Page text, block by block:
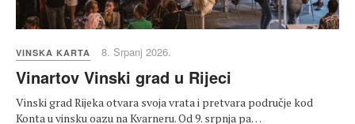
VINSKA KARTA 8. Srpanj 2026.
Vinartov Vinski grad u Rijeci
Vinski grad Rijeka otvara svoja vrata i pretvara područje kod
Konta u vinsku oazu na Kvarneru. Od 9. srpnja pa…